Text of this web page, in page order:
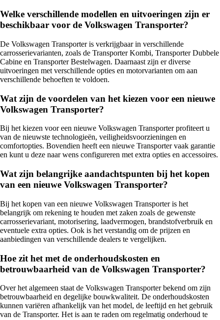
Welke verschillende modellen en uitvoeringen zijn er
beschikbaar voor de Volkswagen Transporter?
De Volkswagen Transporter is verkrijgbaar in verschillende
carrosserievarianten, zoals de Transporter Kombi, Transporter Dubbele
Cabine en Transporter Bestelwagen. Daarnaast zijn er diverse
uitvoeringen met verschillende opties en motorvarianten om aan
verschillende behoeften te voldoen.
Wat zijn de voordelen van het kiezen voor een nieuwe
Volkswagen Transporter?
Bij het kiezen voor een nieuwe Volkswagen Transporter profiteert u
van de nieuwste technologieën, veiligheidsvoorzieningen en
comfortopties. Bovendien heeft een nieuwe Transporter vaak garantie
en kunt u deze naar wens configureren met extra opties en accessoires.
Wat zijn belangrijke aandachtspunten bij het kopen
van een nieuwe Volkswagen Transporter?
Bij het kopen van een nieuwe Volkswagen Transporter is het
belangrijk om rekening te houden met zaken zoals de gewenste
carrosserievariant, motorisering, laadvermogen, brandstofverbruik en
eventuele extra opties. Ook is het verstandig om de prijzen en
aanbiedingen van verschillende dealers te vergelijken.
Hoe zit het met de onderhoudskosten en
betrouwbaarheid van de Volkswagen Transporter?
Over het algemeen staat de Volkswagen Transporter bekend om zijn
betrouwbaarheid en degelijke bouwkwaliteit. De onderhoudskosten
kunnen variëren afhankelijk van het model, de leeftijd en het gebruik
van de Transporter. Het is aan te raden om regelmatig onderhoud te